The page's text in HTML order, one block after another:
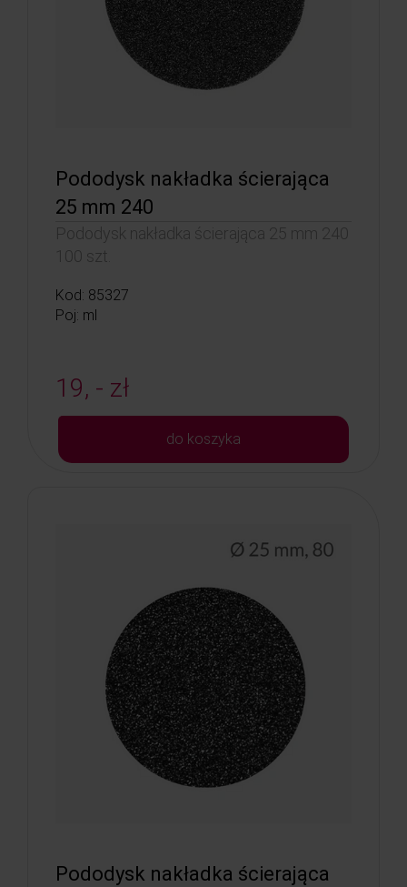
Pododysk nakładka ścierająca
25 mm 240
Pododysk nakładka ścierająca 25 mm 240
100 szt.
Kod: 85327
Poj: ml
19, - zł
do koszyka
Pododysk nakładka ścierająca